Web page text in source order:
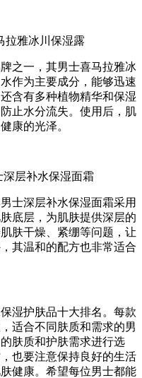
拉雅冰川保湿露
之一，其男士喜马拉雅冰
作为主要成分，能够迅速
含有多种植物精华和保湿
止水分流失。使用后，肌
康的光泽。
深层补水保湿面霜
士深层补水保湿面霜采用
底层，为肌肤提供深层的
肤干燥、紧绷等问题，让
其温和的配方也非常适合
湿护肤品十大排名。每款
适合不同肤质和需求的男
肤质和护肤需求进行选
也要注意保持良好的生活
健康。希望每位男士都能